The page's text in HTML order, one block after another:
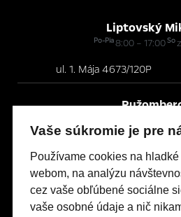
Liptovský
Po-Pia8:00 – 17:00So
ul. 1. Mája 4673/120P
Modely
Vaše súkromie je pre
Používame cookies na
webom, na analýzu
cez vaše obľúbené sociálne
vaše osobné údaje a nič